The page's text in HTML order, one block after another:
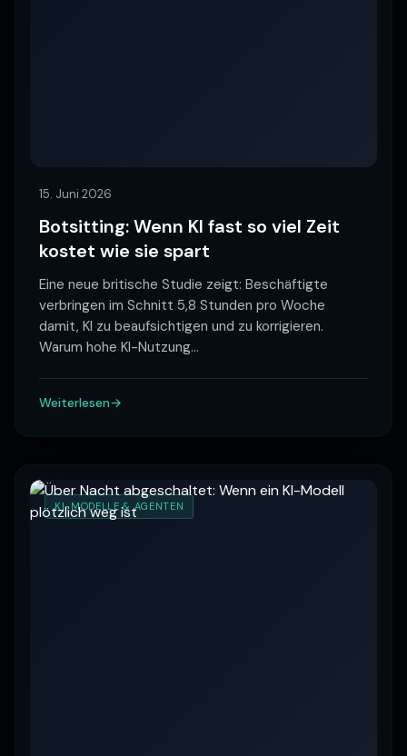
15. Juni 2026
Botsitting: Wenn KI fast so viel Zeit
kostet wie sie spart
Eine neue britische Studie zeigt: Beschäftigte
verbringen im Schnitt 5,8 Stunden pro Woche
damit, KI zu beaufsichtigen und zu korrigieren.
Warum hohe KI-Nutzung…
Weiterlesen
KI-MODELLE & AGENTEN